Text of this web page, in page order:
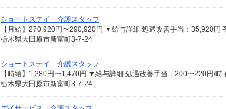
ショートステイ 介護スタッフ
栃木県大田原市新富町3-7-24
ショートステイ 介護スタッフ
栃木県大田原市新富町3-7-24